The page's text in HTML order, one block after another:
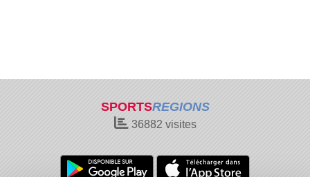
SPORTSREGIONS
36882 visites